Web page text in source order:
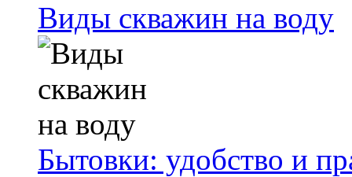
Виды скважин на воду
Бытовки: удобство и